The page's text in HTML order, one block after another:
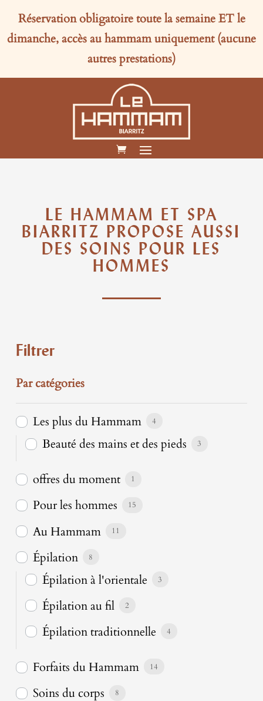
Réservation obligatoire toute la semaineETle
dimanche, accès au hammam uniquement (aucune
autres prestations)
LE HAMMAM ET SPA
BIARRITZ PROPOSE AUSSI
DES SOINS POUR LES
HOMMES
Filtrer
Par catégories
Les plus du Hammam 4
Beauté des mains et des pieds 3
offres du moment 1
Pour les hommes 15
Au Hammam 11
Épilation 8
Épilation à l'orientale 3
Épilation au fil 2
Épilation traditionnelle 4
Forfaits du Hammam 14
Soins du corps 8